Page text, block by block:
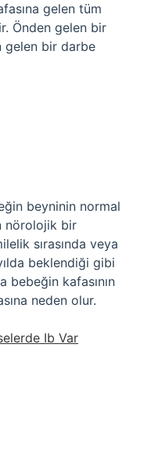
gelen tüm
Önden gelen bir
gelen bir darbe
beyninin normal
nörolojik bir
sırasında veya
beklendiği gibi
bebeğin kafasının
neden olur.
Ib Var